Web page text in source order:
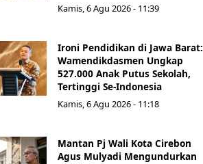
Kamis, 6 Agu 2026 - 11:39
Ironi Pendidikan di Jawa Barat:
Wamendikdasmen Ungkap
527.000 Anak Putus Sekolah,
Tertinggi Se-Indonesia
Kamis, 6 Agu 2026 - 11:18
Mantan Pj Wali Kota Cirebon
Agus Mulyadi Mengundurkan